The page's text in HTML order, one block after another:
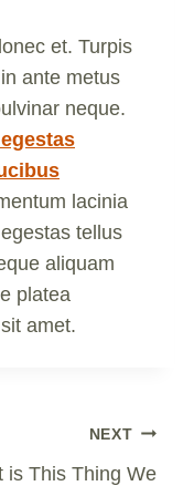
et. Turpis
ante metus
neque.
lacinia
tellus
aliquam
platea
amet.
NEXT
is This Thing We